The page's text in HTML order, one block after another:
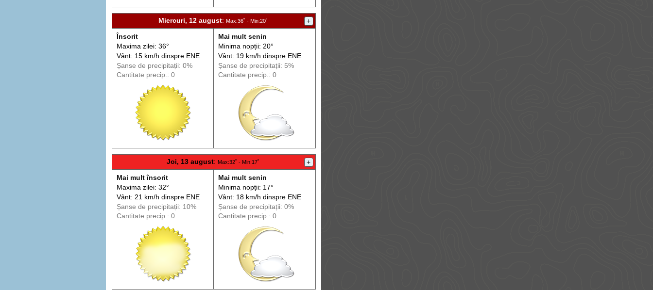
Miercuri, 12 august: Max:36˚ - Min:20˚ +
Însorit
Maxima zilei: 36°
Vânt: 15 km/h dinspreENE
Șanse de precipitații: 0%
Cantitate precip.: 0
Mai mult senin
Minima nopții: 20°
Vânt: 19 km/h dinspreENE
Șanse de precipitații: 5%
Cantitate precip.: 0
Joi, 13 august: Max:32˚ - Min:17˚ +
Mai mult însorit
Maxima zilei: 32°
Vânt: 21 km/h dinspreENE
Șanse de precipitații: 10%
Cantitate precip.: 0
Mai mult senin
Minima nopții: 17°
Vânt: 18 km/h dinspreENE
Șanse de precipitații: 0%
Cantitate precip.: 0